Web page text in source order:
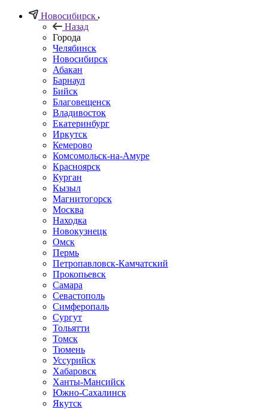
Новосибирск
Назад
Города
Челябинск
Новосибирск
Абакан
Барнаул
Бийск
Благовещенск
Владивосток
Екатеринбург
Иркутск
Кемерово
Комсомольск-на-Амуре
Красноярск
Курган
Кызыл
Магнитогорск
Москва
Находка
Новокузнецк
Омск
Пермь
Петропавловск-Камчатский
Прокопьевск
Самара
Севастополь
Симферопаль
Сургут
Тольятти
Томск
Тюмень
Уссурийск
Хабаровск
Ханты-Мансийск
Южно-Сахалинск
Якутск